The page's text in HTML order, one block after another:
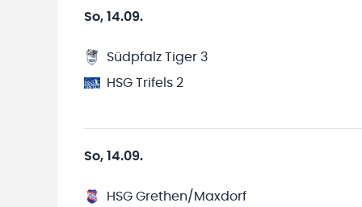
So, 14.09.
Südpfalz Tiger 3
HSG Trifels 2
So, 14.09.
HSG Grethen/Maxdorf